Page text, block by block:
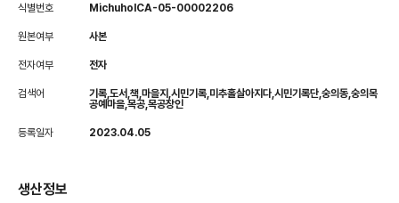
식별번호 MichuholCA-05-00002206
원본여부 사본
전자여부 전자
검색어
기록,도서,책,마을지,시민기록,미추홀살아지다,시민기록단,숭의동,숭의목
공예마을,목공,목공장인
등록일자 2023.04.05
생산정보